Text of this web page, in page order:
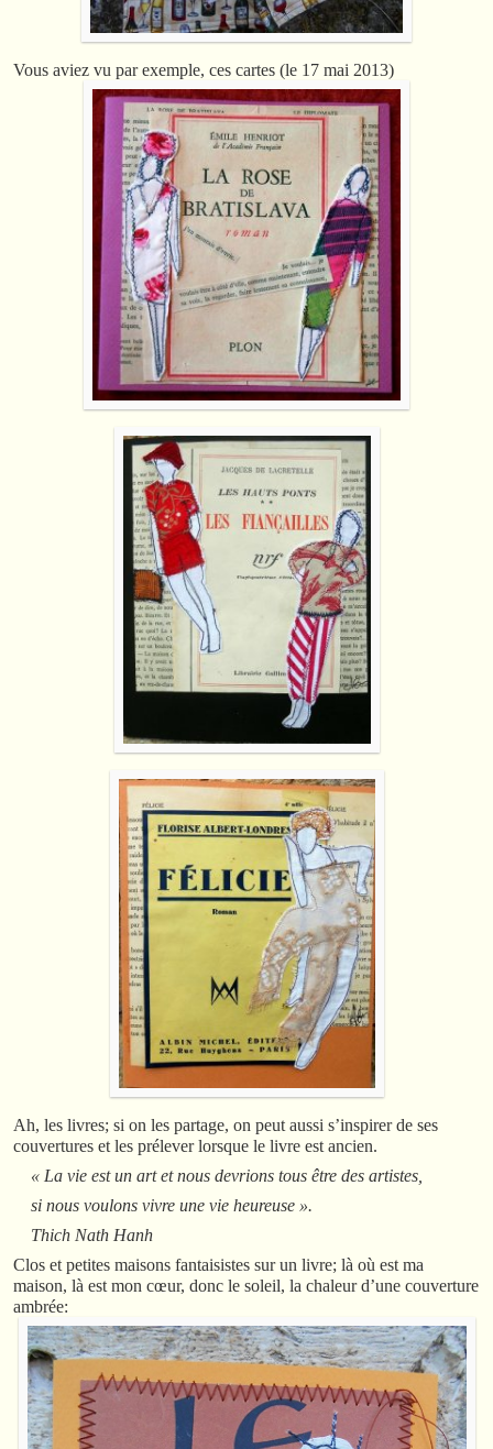
Vous aviez vu par exemple, ces cartes (le 17 mai 2013)
Ah, les livres; si on les partage, on peut aussi s’inspirer de ses
couvertures et les prélever lorsque le livre est ancien.
« La vie est un art et nous devrions tous être des artistes,
si nous voulons vivre une vie heureuse ».
Thich Nath Hanh
Clos et petites maisons fantaisistes sur un livre; là où est ma
maison, là est mon cœur, donc le soleil, la chaleur d’une couverture
ambrée: